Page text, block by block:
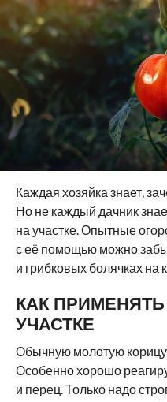
Каждая хозяйка знает,
Но не каждый дачник
на участке. Опытные
с её помощью можно
и грибковых болячках на
КАК
УЧАСТКЕ
Обычную молотую
Особенно хорошо
и перец. Только надо